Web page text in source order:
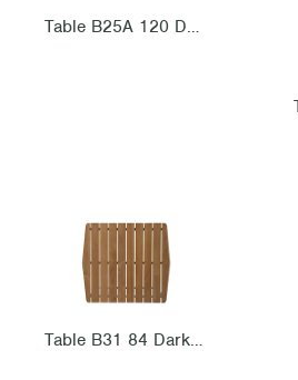
Table B25A 120 Dark red oak with hot galvanized steel base
Table B31 84 Dark red oak with hot galvanized steel base